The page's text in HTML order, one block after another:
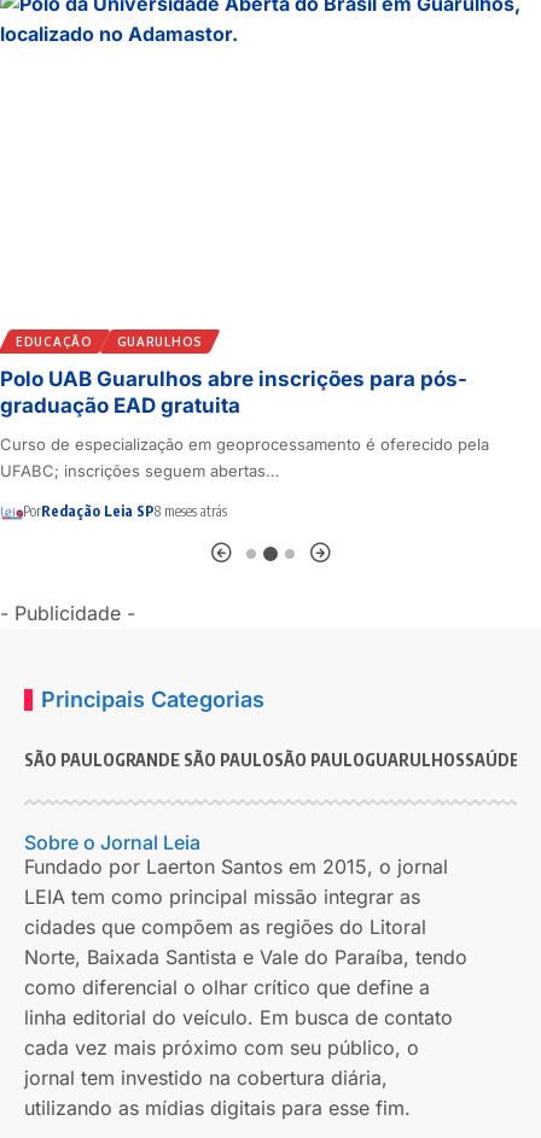
EDUCAÇÃO GUARULHOS
Polo UAB Guarulhos abre inscrições para pós-
graduação EAD gratuita
Curso de especialização em geoprocessamento é oferecido pela
UFABC; inscrições seguem abertas…
PorRedação Leia SP8 meses atrás
- Publicidade -
Principais Categorias
SÃO PAULOGRANDE SÃO PAULOSÃO PAULOGUARULHOSSAÚDE
Sobre o Jornal Leia
Fundado por Laerton Santos em 2015, o jornal
LEIA tem como principal missão integrar as
cidades que compõem as regiões do Litoral
Norte, Baixada Santista e Vale do Paraíba, tendo
como diferencial o olhar crítico que define a
linha editorial do veículo. Em busca de contato
cada vez mais próximo com seu público, o
jornal tem investido na cobertura diária,
utilizando as mídias digitais para esse fim.